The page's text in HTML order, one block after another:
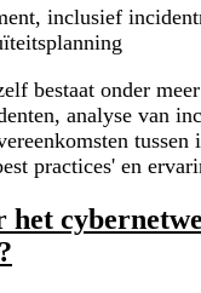
inclusief
bestaat onder
analyse van
tussen
practices' en
het